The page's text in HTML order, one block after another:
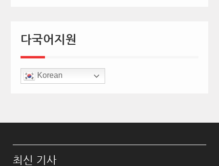
다국어지원
Korean
최신 기사